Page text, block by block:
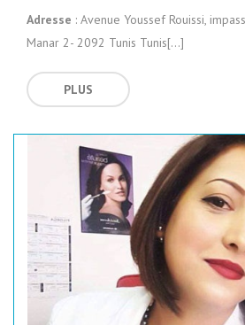
Adresse : Avenue Youssef Rouissi,
Manar 2- 2092 Tunis Tunis[…]
PLUS